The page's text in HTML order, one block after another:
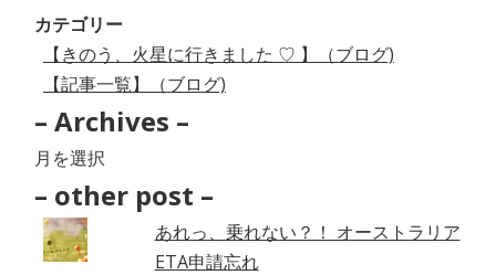
カテゴリー
【きのう、火星に行きました ♡ 】（ブログ)
【記事一覧】（ブログ)
– Archives –
–
Archives
– other post –
あれっ、乗れない？！ オーストラリア
ETA申請忘れ